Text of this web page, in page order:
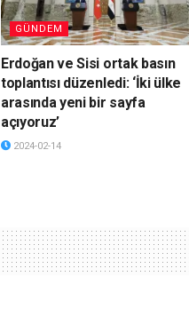
GÜNDEM
Erdoğan ve Sisi ortak basın
toplantısı düzenledi: ‘İki ülke
arasında yeni bir sayfa
açıyoruz’
2024-02-14